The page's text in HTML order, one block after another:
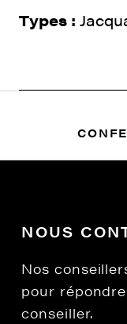
Types :
NOUS
Nos
pour
conseiller.